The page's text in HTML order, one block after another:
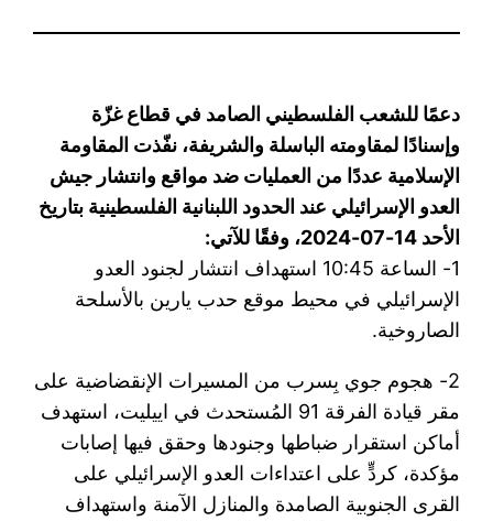
دعمًا للشعب الفلسطيني الصامد في قطاع غزّة
وإسنادًا لمقاومته الباسلة ‌‌‏والشريفة، نفّذت المقاومة
الإسلامية عددًا من العمليات ضد مواقع وانتشار جيش
العدو الإسرائيلي عند الحدود اللبنانية الفلسطينية بتاريخ
الأحد 14-07-2024، وفقًا للآتي:
1- الساعة 10:45 استهداف انتشار لجنود العدو
‏الإسرائيلي في محيط موقع حدب يارين بالأسلحة
الصاروخية.
2- هجوم جوي بِسرب من المسيرات الإنقضاضية على
مقر قيادة الفرقة 91 المُستحدث في ‏اييليت، استهدف
أماكن استقرار ضباطها وجنودها وحقق فيها إصابات
مؤكدة، كردٍّ على ‏اعتداءات العدو الإسرائيلي على
القرى الجنوبية الصامدة والمنازل الآمنة واستهداف